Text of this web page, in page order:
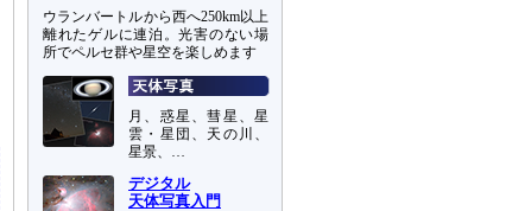
ウランバートルから西へ250km以上
離れたゲルに連泊。光害のない場
所でペルセ群や星空を楽しめます
月、惑星、彗星、星
雲・星団、天の川、
星景、…
デジタル
天体写真入門